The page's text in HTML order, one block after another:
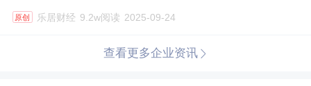
原创 乐居财经 9.2w阅读 2025-09-24
查看更多企业资讯